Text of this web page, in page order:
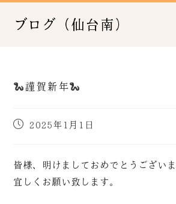
🐍謹賀新年🐍
2025年1月1日
皆様、明けましておめでとうござい
宜しくお願い致します。